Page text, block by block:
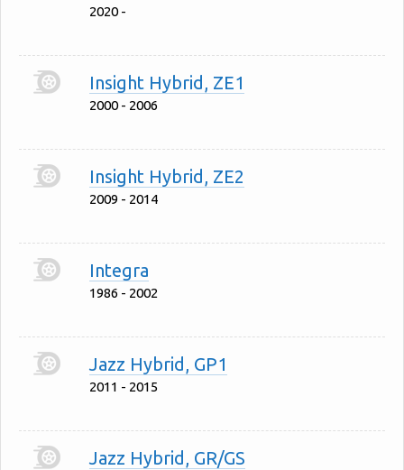
2020 -
Insight Hybrid, ZE1
2000 - 2006
Insight Hybrid, ZE2
2009 - 2014
Integra
1986 - 2002
Jazz Hybrid, GP1
2011 - 2015
Jazz Hybrid, GR/GS